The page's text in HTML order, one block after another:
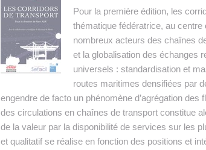
Pour la première édition, les
thématique fédératrice, au
nombreux acteurs des chaînes
et la globalisation des échanges
universels : standardisation et
routes maritimes densifiées par
engendre de facto un phénomène d’agrégation des
des circulations en chaînes de transport constitue
de la valeur par la disponibilité de services sur les
et qualitatif se réalise en fonction des positions et